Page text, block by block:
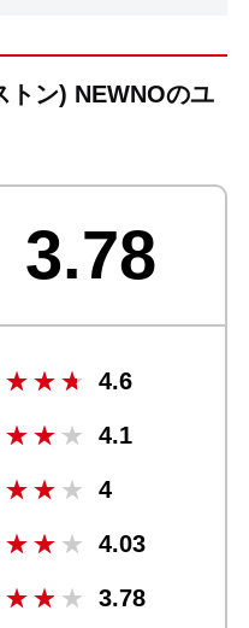
トン) NEWNOのユ
3.78
4.6
4.1
4
4.03
3.78